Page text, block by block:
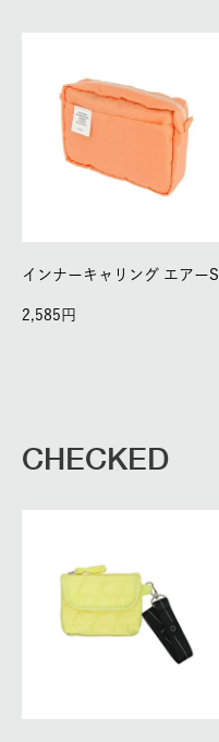
インナーキャリング エアーS
2,585
CHECKED